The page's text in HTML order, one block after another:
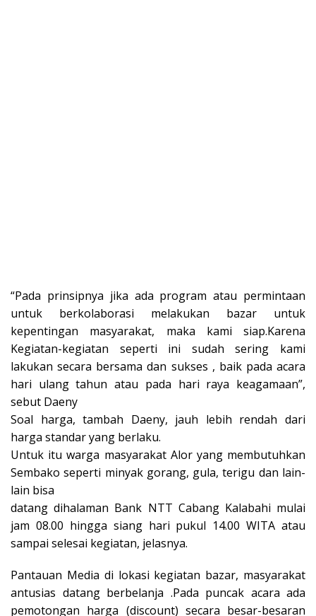
“Pada prinsipnya jika ada program atau permintaan
untuk berkolaborasi melakukan bazar untuk
kepentingan masyarakat, maka kami siap.Karena
Kegiatan-kegiatan seperti ini sudah sering kami
lakukan secara bersama dan sukses , baik pada acara
hari ulang tahun atau pada hari raya keagamaan”,
sebut Daeny
Soal harga, tambah Daeny, jauh lebih rendah dari
harga standar yang berlaku.
Untuk itu warga masyarakat Alor yang membutuhkan
Sembako seperti minyak gorang, gula, terigu dan lain-
lain bisa
datang dihalaman Bank NTT Cabang Kalabahi mulai
jam 08.00 hingga siang hari pukul 14.00 WITA atau
sampai selesai kegiatan, jelasnya.
Pantauan Media di lokasi kegiatan bazar, masyarakat
antusias datang berbelanja .Pada puncak acara ada
pemotongan harga (discount) secara besar-besaran